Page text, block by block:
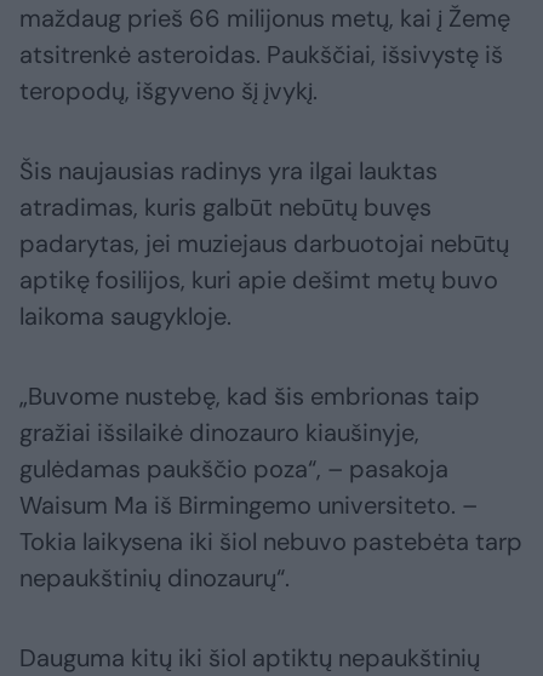
maždaug prieš 66 milijonus metų, kai į Žemę
atsitrenkė asteroidas. Paukščiai, išsivystę iš
teropodų, išgyveno šį įvykį.
Šis naujausias radinys yra ilgai lauktas
atradimas, kuris galbūt nebūtų buvęs
padarytas, jei muziejaus darbuotojai nebūtų
aptikę fosilijos, kuri apie dešimt metų buvo
laikoma saugykloje.
„Buvome nustebę, kad šis embrionas taip
gražiai išsilaikė dinozauro kiaušinyje,
gulėdamas paukščio poza“, – pasakoja
Waisum Ma iš Birmingemo universiteto. –
Tokia laikysena iki šiol nebuvo pastebėta tarp
nepaukštinių dinozaurų“.
Dauguma kitų iki šiol aptiktų nepaukštinių